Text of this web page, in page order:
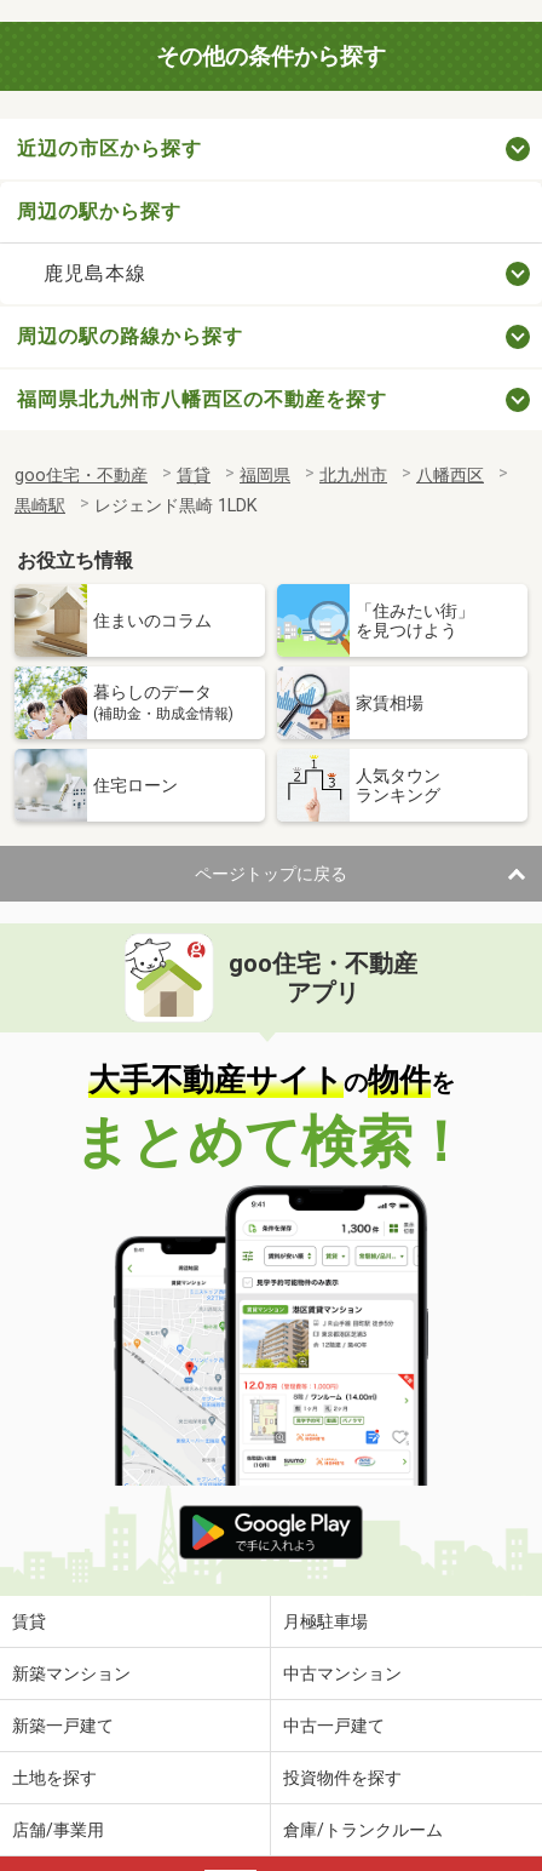
その他の条件から探す
近辺の市区から探す
周辺の駅から探す
鹿児島本線
周辺の駅の路線から探す
福岡県北九州市八幡西区の不動産を探す
goo住宅・不動産 賃貸 福岡県 北九州市
八幡西区
黒崎駅
レジェンド黒崎 1LDK
お役立ち情報
住まいのコラム
「住みたい街」
を見つけよう
暮らしのデータ
(補助金・助成金情報)
家賃相場
住宅ローン
人気タウン
ランキング
ページトップに戻る
goo住宅・不動産
アプリ
大手不動産サイトの物件を
まとめて検索！
賃貸 月極駐車場
新築マンション 中古マンション
新築一戸建て 中古一戸建て
土地を探す 投資物件を探す
店舗/事業用 倉庫/トランクルーム